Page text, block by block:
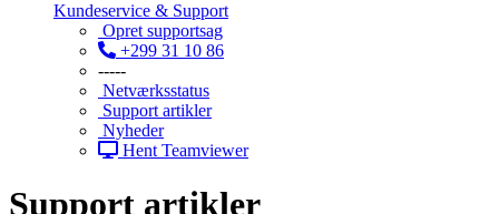
Kundeservice & Support
Opret supportsag
+299 31 10 86
-----
Netværksstatus
Support artikler
Nyheder
Hent Teamviewer
Support artikler